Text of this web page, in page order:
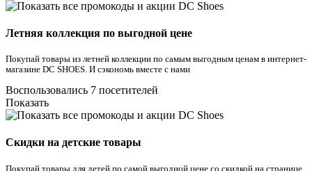
Летняя коллекция по выгодной цене
Покупай товары из летней коллекции по самым выгодным ценам в интернет-
магазине DC SHOES. И сэкономь вместе с нами
Воспользовались 7 посетителей
Показать
Скидки на детские товары
Покупай товары для детей по самой выгодной цене со скидкой на странице